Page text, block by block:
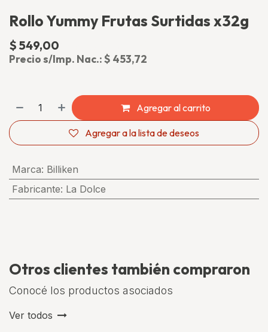
Rollo Yummy Frutas Surtidas x32g
$ 549,00
Precio s/Imp. Nac.:$ 453,72
Agregar al carrito
Agregar a la lista de deseos
Marca: Billiken
Fabricante: La Dolce
Otros clientes también compraron
Conocé los productos asociados
Ver todos